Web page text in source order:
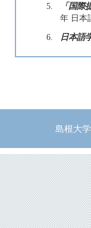
5.
「国
年 日
6.
日本語
島根大